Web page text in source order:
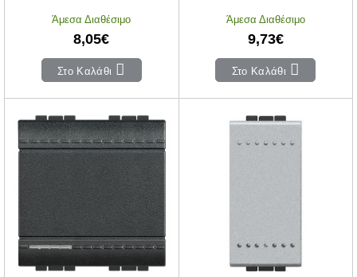
Άμεσα Διαθέσιμο
8,05€
Στο Καλάθι
Άμεσα Διαθέσιμο
9,73€
Στο Καλάθι